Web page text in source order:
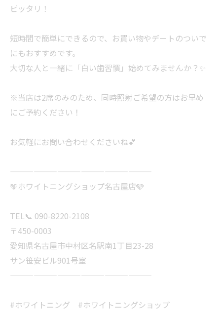
ピッタリ！
短時間で簡単にできるので、お買い物やデートのついで
にもおすすめです。
大切な人と一緒に「白い歯習慣」始めてみませんか？✨
※当店は2席のみのため、同時照射ご希望の方はお早め
にご予約ください！
お気軽にお問い合わせくださいね💕
🩵ホワイトニングショップ名古屋店🩵
TEL📞 090-8220-2108
〒450-0003
愛知県名古屋市中村区名駅南1丁目23-28
サン笹安ビル901号室
#ホワイトニング #ホワイトニングショップ